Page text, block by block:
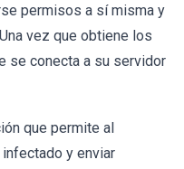
permisos a sí misma y
vez que obtiene los
se conecta a su servidor
que permite al
y enviar